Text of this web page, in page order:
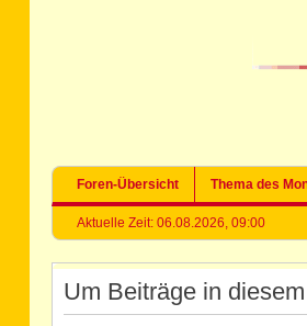
Foren-Übersicht Thema des
Aktuelle Zeit: 06.08.2026, 09:00
Um Beiträge in